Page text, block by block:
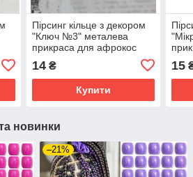
Пірсинг кільце з декором
"Ключ №3" металева
прикраса для афрокос
дред
14₴
Купити
15
новинки
–21%